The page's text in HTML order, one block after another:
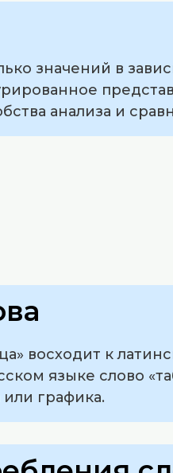
значений в
анализа и
восходит к
языке слово
графика.